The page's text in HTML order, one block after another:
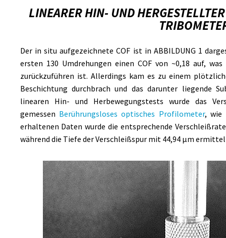
LINEARER HIN- UND
RIBOMETER
Der in situ aufgezeichnete COF ist in ABBILDUNG 1
ersten 130 Umdrehungen einen COF von ~0,18 auf,
zurückzuführen ist. Allerdings kam es zu einem
Beschichtung durchbrach und das darunter liegende
linearen Hin- und Herbewegungstests wurde das
gemessen Berührungsloses optisches Profilometer, wie
erhaltenen Daten wurde die entsprechende
während die Tiefe der Verschleißspur mit 44,94 µm